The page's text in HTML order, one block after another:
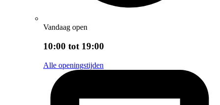
Vandaag open
10:00 tot 19:00
Alle openingstijden